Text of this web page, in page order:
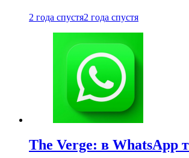
2 года спустя2 года спустя
The Verge: в WhatsApp